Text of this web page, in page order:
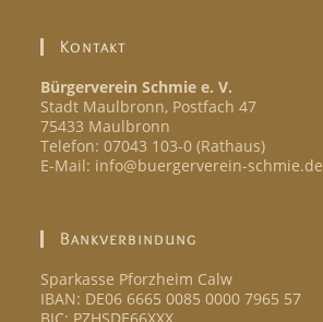
Kontakt
Bürgerverein Schmie e. V.
Stadt Maulbronn, Postfach 47
75433 Maulbronn
Telefon: 07043 103-0 (Rathaus)
E-Mail: info@buergerverein-schmie.de
Bankverbindung
Sparkasse Pforzheim Calw
IBAN: DE06 6665 0085 0000 7965 57